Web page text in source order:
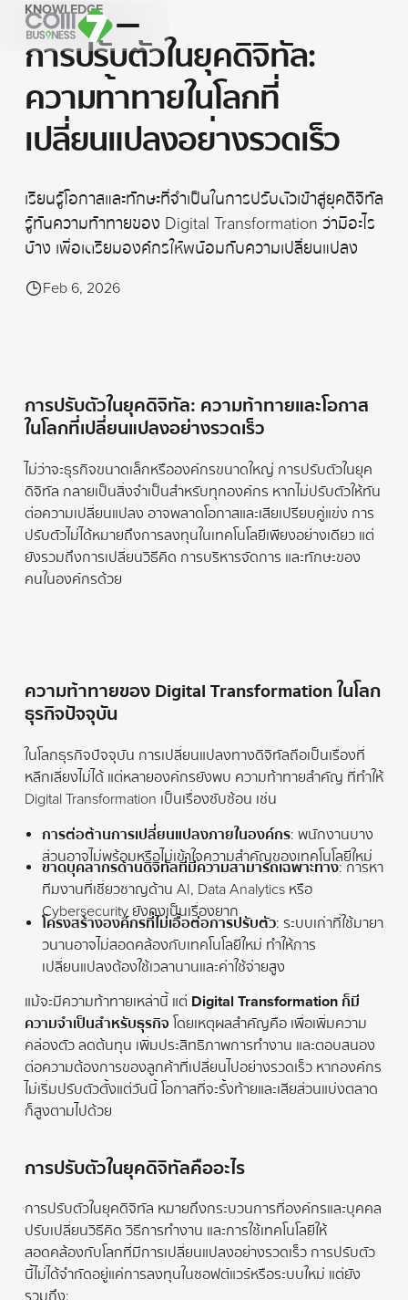
KNOWLEDGE
การปรับตัวในยุคดิจิทัล:
ความท้าทายในโลกที่
เปลี่ยนแปลงอย่างรวดเร็ว
เรียนรู้โอกาสและทักษะที่จำเป็นในการปรับตัวเข้าสู่ยุคดิจิทัล
รู้ทันความท้าทายของ Digital Transformation ว่ามีอะไร
บ้าง เพื่อเตรียมองค์กรให้พน้อมกับความเปลี่ยนแปลง
Feb 6, 2026
การปรับตัวในยุคดิจิทัล: ความท้าทายและโอกาส
ในโลกที่เปลี่ยนแปลงอย่างรวดเร็ว
ไม่ว่าจะธุรกิจขนาดเล็กหรือองค์กรขนาดใหญ่ การปรับตัวในยุค
ดิจิทัล กลายเป็นสิ่งจำเป็นสำหรับทุกองค์กร หากไม่ปรับตัวให้ทัน
ต่อความเปลี่ยนแปลง อาจพลาดโอกาสและเสียเปรียบคู่แข่ง การ
ปรับตัวไม่ได้หมายถึงการลงทุนในเทคโนโลยีเพียงอย่างเดียว แต่
ยังรวมถึงการเปลี่ยนวิธีคิด การบริหารจัดการ และทักษะของ
คนในองค์กรด้วย
ความท้าทายของ Digital Transformation ในโลก
ธุรกิจปัจจุบัน
ในโลกธุรกิจปัจจุบัน การเปลี่ยนแปลงทางดิจิทัลถือเป็นเรื่องที่
หลีกเลี่ยงไม่ได้ แต่หลายองค์กรยังพบ ความท้าทายสำคัญ ที่ทำให้
Digital Transformation เป็นเรื่องซับซ้อน เช่น
การต่อต้านการเปลี่ยนแปลงภายในองค์กร: พนักงานบาง
ส่วนอาจไม่พร้อมหรือไม่เข้าใจความสำคัญของเทคโนโลยีใหม่
ขาดบุคลากรด้านดิจิทัลที่มีความสามารถเฉพาะทาง: การหา
ทีมงานที่เชี่ยวชาญด้าน AI, Data Analytics หรือ
Cybersecurity ยังคงเป็นเรื่องยาก
โครงสร้างองค์กรที่ไม่เอื้อต่อการปรับตัว: ระบบเก่าที่ใช้มายา
วนานอาจไม่สอดคล้องกับเทคโนโลยีใหม่ ทำให้การ
เปลี่ยนแปลงต้องใช้เวลานานและค่าใช้จ่ายสูง
แม้จะมีความท้าทายเหล่านี้ แต่ Digital Transformation ก็มี
ความจำเป็นสำหรับธุรกิจโดยเหตุผลสำคัญคือ เพื่อเพิ่มความ
คล่องตัว ลดต้นทุน เพิ่มประสิทธิภาพการทำงาน และตอบสนอง
ต่อความต้องการของลูกค้าที่เปลี่ยนไปอย่างรวดเร็ว หากองค์กร
ไม่เริ่มปรับตัวตั้งแต่วันนี้ โอกาสที่จะรั้งท้ายและเสียส่วนแบ่งตลาด
ก็สูงตามไปด้วย
การปรับตัวในยุคดิจิทัลคืออะไร
การปรับตัวในยุคดิจิทัล หมายถึงกระบวนการที่องค์กรและบุคคล
ปรับเปลี่ยนวิธีคิด วิธีการทำงาน และการใช้เทคโนโลยีให้
สอดคล้องกับโลกที่มีการเปลี่ยนแปลงอย่างรวดเร็ว การปรับตัว
นี้ไม่ได้จำกัดอยู่แค่การลงทุนในซอฟต์แวร์หรือระบบใหม่ แต่ยัง